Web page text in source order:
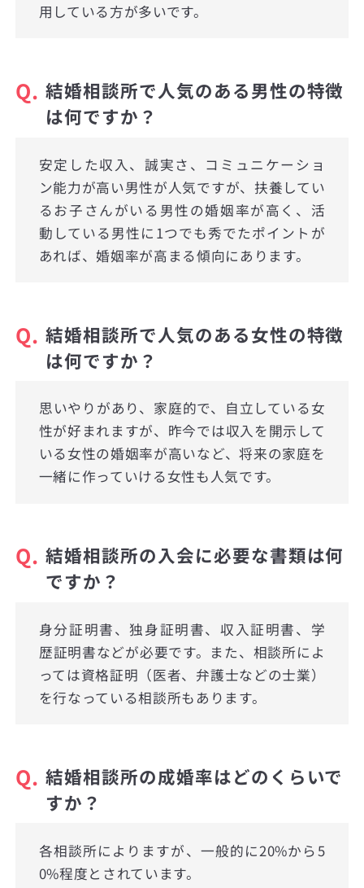
用している方が多いです。
Q. 結婚相談所で人気のある男性の特徴
は何ですか？
安定した収入、誠実さ、コミュニケーショ
ン能力が高い男性が人気ですが、扶養してい
るお子さんがいる男性の婚姻率が高く、活
動している男性に1つでも秀でたポイントが
あれば、婚姻率が高まる傾向にあります。
Q. 結婚相談所で人気のある女性の特徴
は何ですか？
思いやりがあり、家庭的で、自立している女
性が好まれますが、昨今では収入を開示して
いる女性の婚姻率が高いなど、将来の家庭を
一緒に作っていける女性も人気です。
Q. 結婚相談所の入会に必要な書類は何
ですか？
身分証明書、独身証明書、収入証明書、学
歴証明書などが必要です。また、相談所によ
っては資格証明（医者、弁護士などの士業）
を行なっている相談所もあります。
Q. 結婚相談所の成婚率はどのくらいで
すか？
各相談所によりますが、一般的に20%から5
0%程度とされています。